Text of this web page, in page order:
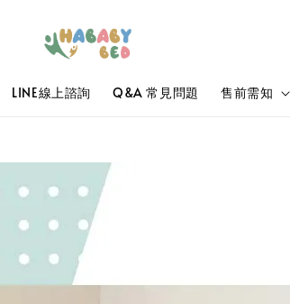
LINE線上諮詢 Q&A 常見問題 售前需知